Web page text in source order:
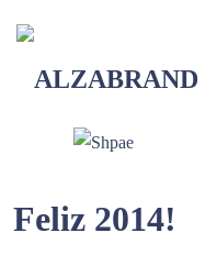
Feliz 2014!